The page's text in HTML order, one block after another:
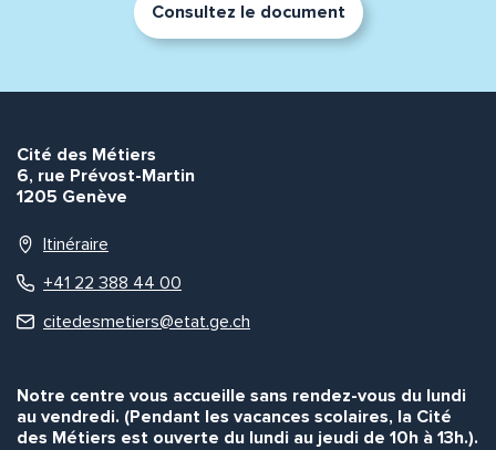
Consultez le document
Cité des Métiers
6, rue Prévost-Martin
1205 Genève
Itinéraire
+41 22 388 44 00
citedesmetiers@etat.ge.ch
Notre centre vous accueille sans rendez-vous du lundi
au vendredi. (Pendant les vacances scolaires, la Cité
des Métiers est ouverte du lundi au jeudi de 10h à 13h.).
Envoyer
Commentaire*
Envoyer